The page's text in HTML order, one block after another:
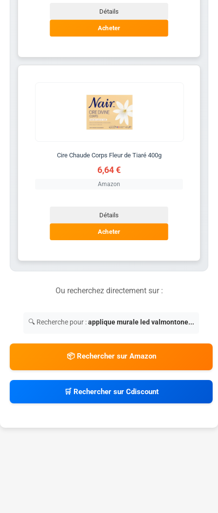
Détails
Acheter
Cire Chaude Corps Fleur de Tiaré 400g
6,64 €
Amazon
Détails
Acheter
Ou recherchez directement sur :
🔍 Recherche pour :applique murale led valmontone...
📦 Rechercher sur Amazon
🛒 Rechercher sur Cdiscount